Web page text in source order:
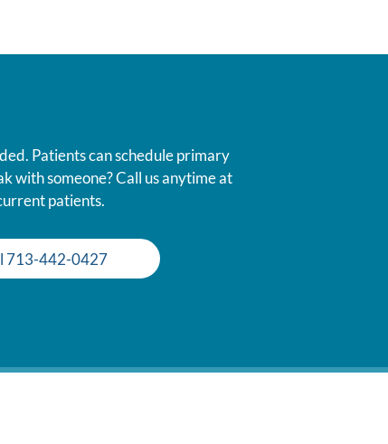
Patients can schedule primary
with someone? Call us anytime at
patients.
713-442-0427